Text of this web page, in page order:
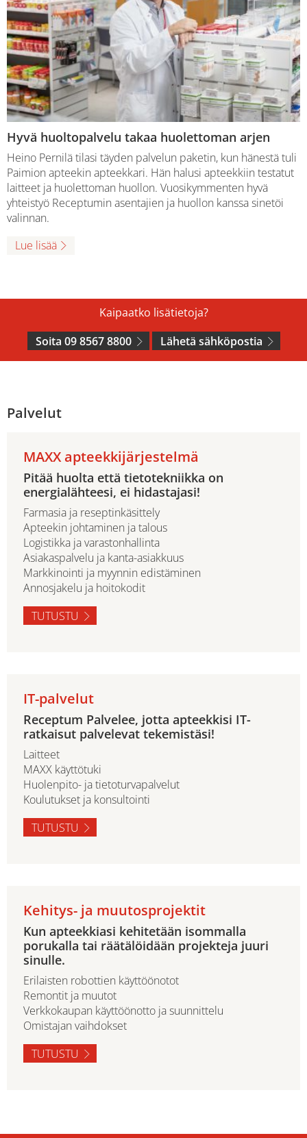
Hyvä huoltopalvelu takaa huolettoman arjen
Heino Pernilä tilasi täyden palvelun paketin, kun hänestä tuli
Paimion apteekin apteekkari. Hän halusi apteekkiin testatut
laitteet ja huolettoman huollon. Vuosikymmenten hyvä
yhteistyö Receptumin asentajien ja huollon kanssa sinetöi
valinnan.
Lue lisää
Kaipaatko lisätietoja?
Soita 09 8567 8800
Lähetä sähköpostia
Palvelut
MAXX apteekkijärjestelmä
Pitää huolta että tietotekniikka on
energialähteesi, ei hidastajasi!
Farmasia ja reseptinkäsittely
Apteekin johtaminen ja talous
Logistikka ja varastonhallinta
Asiakaspalvelu ja kanta-asiakkuus
Markkinointi ja myynnin edistäminen
Annosjakelu ja hoitokodit
TUTUSTU
IT-palvelut
Receptum Palvelee, jotta apteekkisi IT-
ratkaisut palvelevat tekemistäsi!
Laitteet
MAXX käyttötuki
Huolenpito- ja tietoturvapalvelut
Koulutukset ja konsultointi
TUTUSTU
Kehitys- ja muutosprojektit
Kun apteekkiasi kehitetään isommalla
porukalla tai räätälöidään projekteja juuri
sinulle.
Erilaisten robottien käyttöönotot
Remontit ja muutot
Verkkokaupan käyttöönotto ja suunnittelu
Omistajan vaihdokset
TUTUSTU